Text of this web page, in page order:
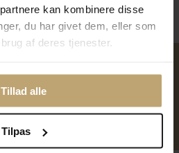
kan kombinere disse
du har givet dem, eller som
af deres tjenester.
Tillad alle
Tilpas